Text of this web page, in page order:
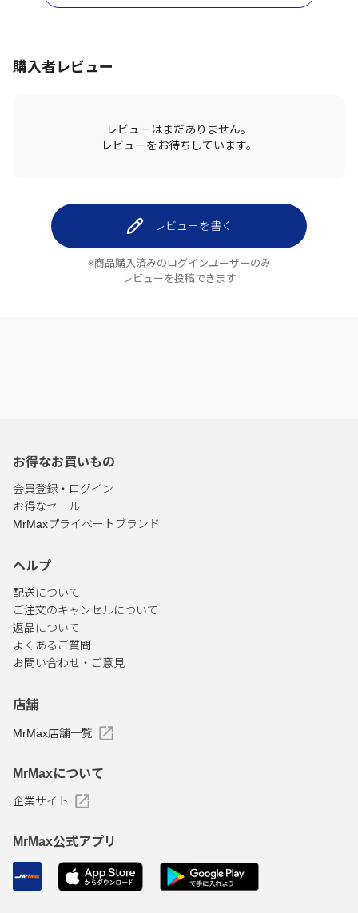
購入者レビュー
レビューはまだありません。
レビューをお待ちしています。
レビューを書く
※商品購入済みのログインユーザーのみ
レビューを投稿できます
お得なお買いもの
会員登録・ログイン
お得なセール
MrMaxプライベートブランド
ヘルプ
配送について
ご注文のキャンセルについて
返品について
よくあるご質問
お問い合わせ・ご意見
店舗
MrMax店舗一覧
MrMaxについて
企業サイト
MrMax公式アプリ